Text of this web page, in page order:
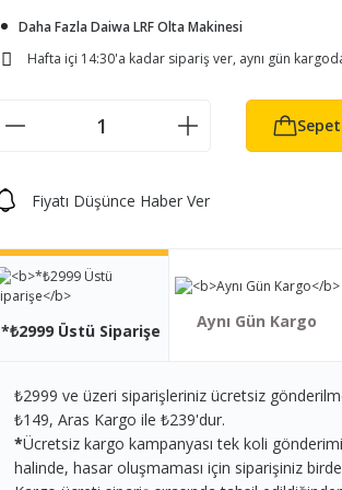
Daha Fazla Daiwa LRF Olta Makinesi
Hafta içi 14:30'a kadar sipariş ver, aynı gün
Fiyatı Düşünce Haber Ver
*₺2999 Üstü Siparişe Aynı Gün Kargo
₺2999 ve üzeri siparişleriniz ücretsiz
₺149, Aras Kargo ile ₺239'dur.
*Ücretsiz kargo kampanyası tek koli
halinde, hasar oluşmaması için siparişiniz